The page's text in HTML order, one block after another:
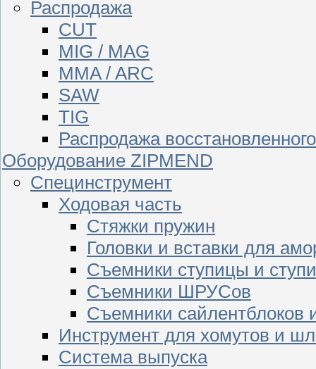
Распродажа
CUT
MIG / MAG
MMA / ARC
SAW
TIG
Распродажа
Оборудование ZIPMEND
Специнструмент
Ходовая часть
Стяжки пружин
Головки и вставки для
Съемники ступицы и
Съемники ШРУСов
Съемники сайлентблоков
Инструмент для хомутов и
Система выпуска